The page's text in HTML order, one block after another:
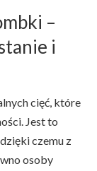
–
i
cięć, które
Jest to
czemu z
osoby